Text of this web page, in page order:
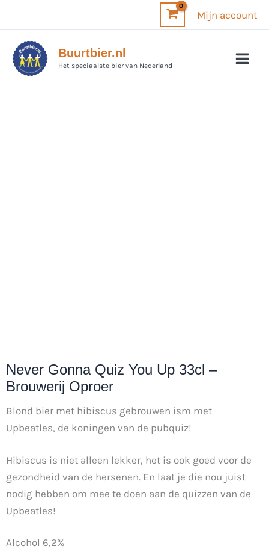
inhoud
Mijn account
Buurtbier.nl
Het speciaalste bier van Nederland
Never Gonna Quiz You Up 33cl –
Brouwerij Oproer
Blond bier met hibiscus gebrouwen ism met
Upbeatles, de koningen van de pubquiz!
Hibiscus is niet alleen lekker, het is ook goed voor de
gezondheid van de hersenen. En laat je die nou juist
nodig hebben om mee te doen aan de quizzen van de
Upbeatles!
Alcohol 6,2%